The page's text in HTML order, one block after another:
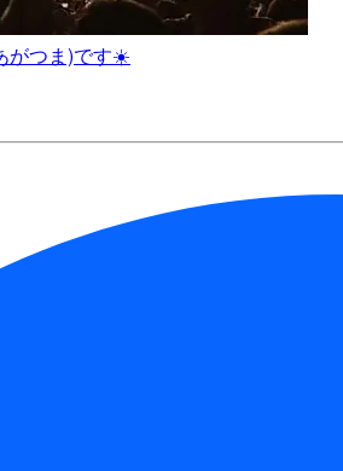
がつま)です☀️